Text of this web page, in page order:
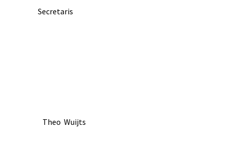
Secretaris
Theo Wuijts